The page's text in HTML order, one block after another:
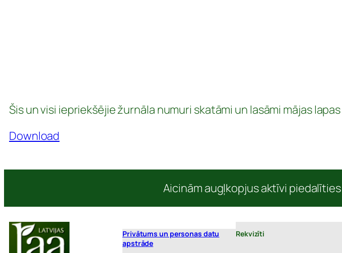
Šis un visi iepriekšējie žurnāla numuri skatāmi un lasāmi mājas lapas
Download
Aicinām augļkopjus aktīvi
Privātums un personas datu
apstrāde
Rekvizīti